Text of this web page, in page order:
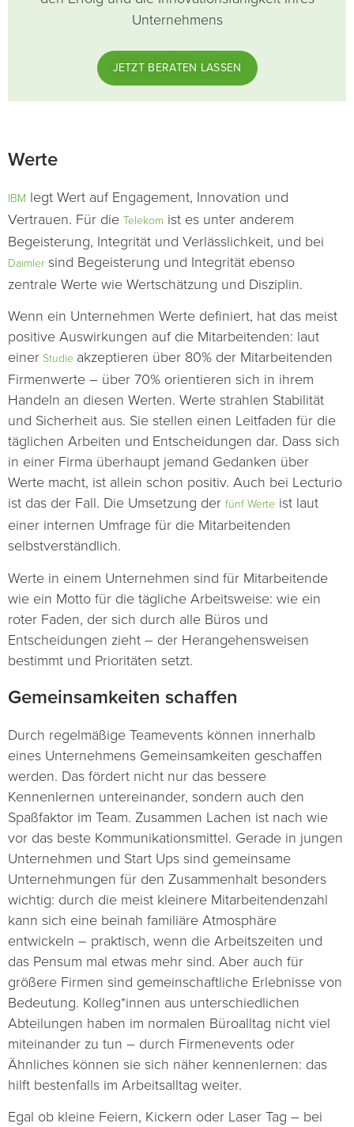
Unternehmens
JETZT BERATEN LASSEN
Werte
IBM legt Wert auf Engagement, Innovation und
Vertrauen. Für die Telekom ist es unter anderem
Begeisterung, Integrität und Verlässlichkeit, und bei
Daimler sind Begeisterung und Integrität ebenso
zentrale Werte wie Wertschätzung und Disziplin.
Wenn ein Unternehmen Werte definiert, hat das meist
positive Auswirkungen auf die Mitarbeitenden: laut
einer Studie akzeptieren über 80% der Mitarbeitenden
Firmenwerte – über 70% orientieren sich in ihrem
Handeln an diesen Werten. Werte strahlen Stabilität
und Sicherheit aus. Sie stellen einen Leitfaden für die
täglichen Arbeiten und Entscheidungen dar. Dass sich
in einer Firma überhaupt jemand Gedanken über
Werte macht, ist allein schon positiv. Auch bei Lecturio
ist das der Fall. Die Umsetzung der fünf Werte ist laut
einer internen Umfrage für die Mitarbeitenden
selbstverständlich.
Werte in einem Unternehmen sind für Mitarbeitende
wie ein Motto für die tägliche Arbeitsweise: wie ein
roter Faden, der sich durch alle Büros und
Entscheidungen zieht – der Herangehensweisen
bestimmt und Prioritäten setzt.
Gemeinsamkeiten schaffen
Durch regelmäßige Teamevents können innerhalb
eines Unternehmens Gemeinsamkeiten geschaffen
werden. Das fördert nicht nur das bessere
Kennenlernen untereinander, sondern auch den
Spaßfaktor im Team. Zusammen Lachen ist nach wie
vor das beste Kommunikationsmittel. Gerade in jungen
Unternehmen und Start Ups sind gemeinsame
Unternehmungen für den Zusammenhalt besonders
wichtig: durch die meist kleinere Mitarbeitendenzahl
kann sich eine beinah familiäre Atmosphäre
entwickeln – praktisch, wenn die Arbeitszeiten und
das Pensum mal etwas mehr sind. Aber auch für
größere Firmen sind gemeinschaftliche Erlebnisse von
Bedeutung. Kolleg*innen aus unterschiedlichen
Abteilungen haben im normalen Büroalltag nicht viel
miteinander zu tun – durch Firmenevents oder
Ähnliches können sie sich näher kennenlernen: das
hilft bestenfalls im Arbeitsalltag weiter.
Egal ob kleine Feiern, Kickern oder Laser Tag – bei